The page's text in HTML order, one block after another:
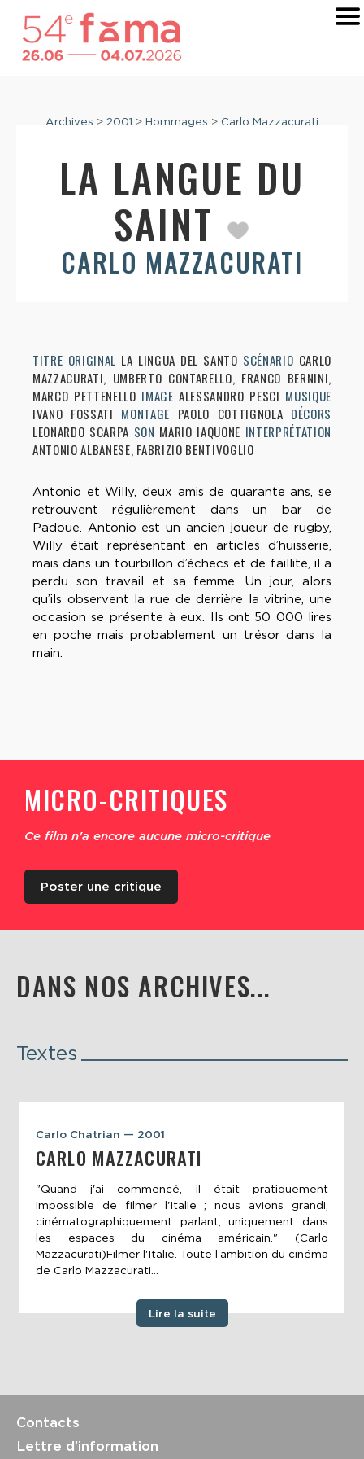
Archives > 2001 > Hommages > Carlo Mazzacurati
LA LANGUE DU
SAINT
CARLO MAZZACURATI
TITRE ORIGINAL LA LINGUA DEL SANTO SCÉNARIO CARLO
MAZZACURATI, UMBERTO CONTARELLO, FRANCO BERNINI,
MARCO PETTENELLO IMAGEALESSANDRO PESCI MUSIQUE
IVANO FOSSATI MONTAGE PAOLO COTTIGNOLA DÉCORS
LEONARDO SCARPA SON MARIO IAQUONE INTERPRÉTATION
ANTONIO ALBANESE, FABRIZIO BENTIVOGLIO
Antonio et Willy, deux amis de quarante ans, se
retrouvent régulièrement dans un bar de
Padoue. Antonio est un ancien joueur de rugby,
Willy était représentant en articles d’huisserie,
mais dans un tourbillon d’échecs et de faillite, il a
perdu son travail et sa femme. Un jour, alors
qu’ils observent la rue de derrière la vitrine, une
occasion se présente à eux. Ils ont 50 000 lires
en poche mais probablement un trésor dans la
main.
MICRO-CRITIQUES
Ce film n'a encore aucune micro-critique
Poster une critique
DANS NOS ARCHIVES...
Textes
Carlo Chatrian — 2001
CARLO MAZZACURATI
"Quand j'ai commencé, il était pratiquement
impossible de filmer l'Italie ; nous avions grandi,
cinématographiquement parlant, uniquement dans
les espaces du cinéma américain." (Carlo
Mazzacurati)Filmer l'Italie. Toute l'ambition du cinéma
de Carlo Mazzacurati...
Lire la suite
Contacts
Lettre d’information